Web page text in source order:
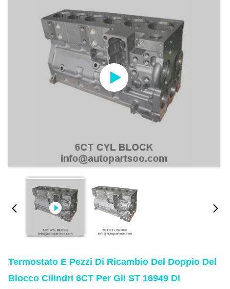
Termostato E Pezzi Di Ricambio Del Doppio Del
Blocco Cilindri 6CT Per Gli ST 16949 Di